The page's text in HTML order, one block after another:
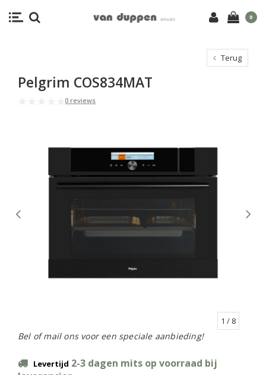
0
Terug
Pelgrim COS834MAT
0 reviews
1 / 8
Bel of mail ons voor een speciale aanbieding!
Levertijd 2-3 dagen mits op voorraad bij